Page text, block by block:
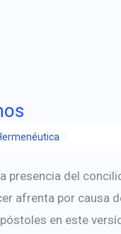
presencia del
afrenta por causa
en este